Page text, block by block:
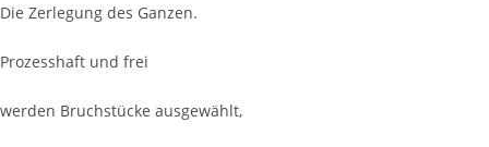
Die Zerlegung des Ganzen.
Prozesshaft und frei
werden Bruchstücke ausgewählt,